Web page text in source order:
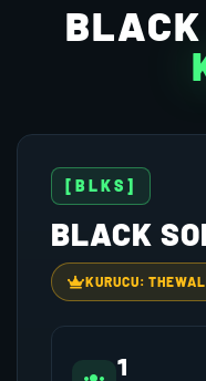
[BLKS]
BLACK
KURUCU:
1